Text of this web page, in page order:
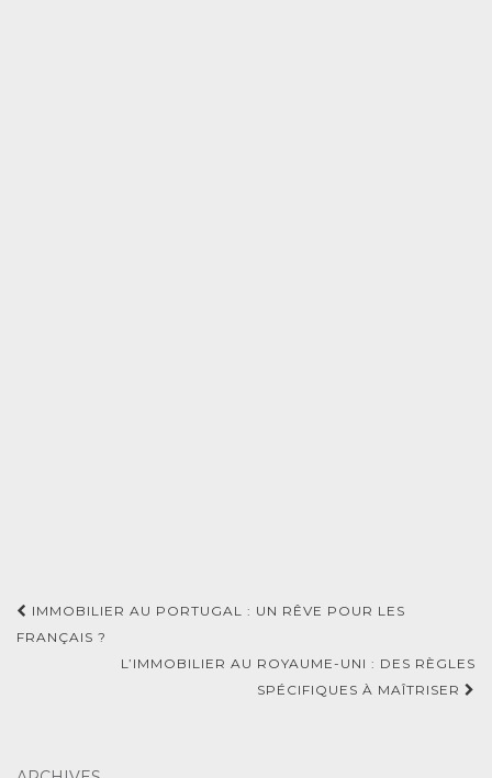
Navigation
d'article
IMMOBILIER AU PORTUGAL : UN RÊVE POUR LES
FRANÇAIS ?
L’IMMOBILIER AU ROYAUME-UNI : DES RÈGLES
SPÉCIFIQUES À MAÎTRISER